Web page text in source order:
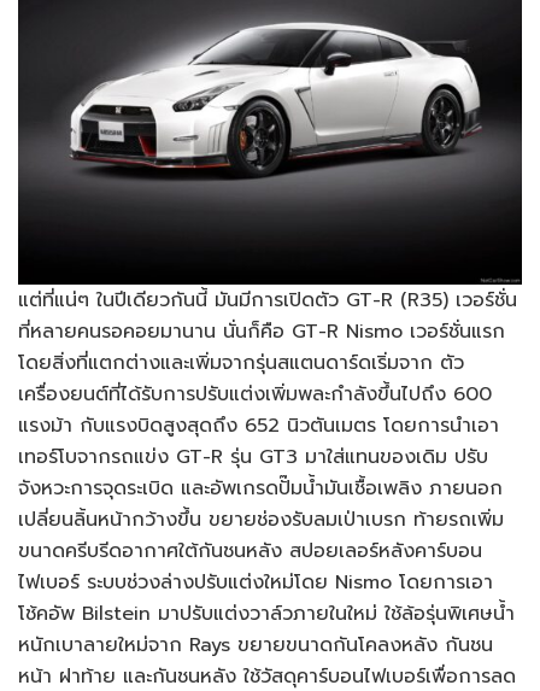
แต่ที่แน่ๆ ในปีเดียวกันนี้ มันมีการเปิดตัว GT-R (R35) เวอร์ชั่น
ที่หลายคนรอคอยมานาน นั่นก็คือ GT-R Nismo เวอร์ชั่นแรก
โดยสิ่งที่แตกต่างและเพิ่มจากรุ่นสแตนดาร์ดเริ่มจาก ตัว
เครื่องยนต์ที่ได้รับการปรับแต่งเพิ่มพละกำลังขึ้นไปถึง 600
แรงม้า กับแรงบิดสูงสุดถึง 652 นิวตันเมตร โดยการนำเอา
เทอร์โบจากรถแข่ง GT-R รุ่น GT3 มาใส่แทนของเดิม ปรับ
จังหวะการจุดระเบิด และอัพเกรดปั๊มน้ำมันเชื้อเพลิง ภายนอก
เปลี่ยนลิ้นหน้ากว้างขึ้น ขยายช่องรับลมเป่าเบรก ท้ายรถเพิ่ม
ขนาดครีบรีดอากาศใต้กันชนหลัง สปอยเลอร์หลังคาร์บอน
ไฟเบอร์ ระบบช่วงล่างปรับแต่งใหม่โดย Nismo โดยการเอา
โช้คอัพ Bilstein มาปรับแต่งวาล์วภายในใหม่ ใช้ล้อรุ่นพิเศษน้ำ
หนักเบาลายใหม่จาก Rays ขยายขนาดกันโคลงหลัง กันชน
หน้า ฝาท้าย และกันชนหลัง ใช้วัสดุคาร์บอนไฟเบอร์เพื่อการลด